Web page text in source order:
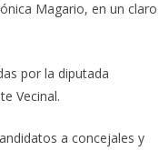
Magario, en un claro
por la diputada
Vecinal.
a concejales y